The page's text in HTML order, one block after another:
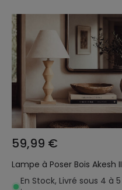
59,99 €
Lampe à Poser Bois Akesh II
En Stock, Livré sous 4 à 5